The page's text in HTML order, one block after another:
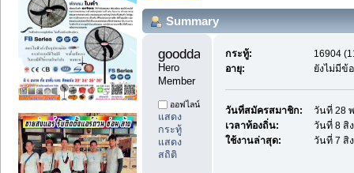
Summary
Hero
Member
ออฟไลน์
แสดง
กระทู้
แสดง
สถิติ
กระทู้:
16904
อายุ:
ยังไม่มีข้
วันที่สมัครสมาชิก:
วันที่ 28
เวลาท้องถิ่น:
วันที่ 8 สิ
ใช้งานล่าสุด:
วันที่ 7 สิ